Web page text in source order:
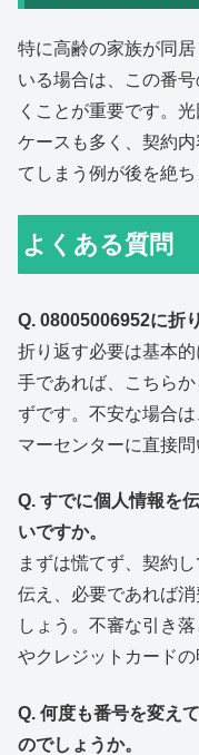
特に高齢の家族が同
いる場合は、この番
くことが重要です。
ケースも多く、契約
てしまう例が後を絶ち
よくある質問
Q. 08005006952に折
折り返す必要は基本
手であれば、こちら
ずです。不安な場合
マーセンターに直接問
Q. すでに個人情報を
いですか。
まずは慌てず、契約
伝え、必要であれば
しょう。不審な引き
やクレジットカードの
Q. 何度も番号を変え
のでしょうか。